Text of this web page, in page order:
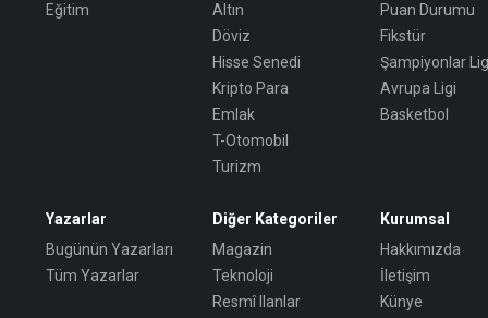
Eğitim
Altın
Döviz
Hisse Senedi
Kripto Para
Emlak
T-Otomobil
Turizm
Puan Durumu
Fikstür
Şampiyonlar
Avrupa Ligi
Basketbol
Yazarlar
Bugünün Yazarları
Tüm Yazarlar
Diğer Kategoriler
Magazin
Teknoloji
Resmî Ilanlar
Kurumsal
Hakkımızda
İletişim
Künye